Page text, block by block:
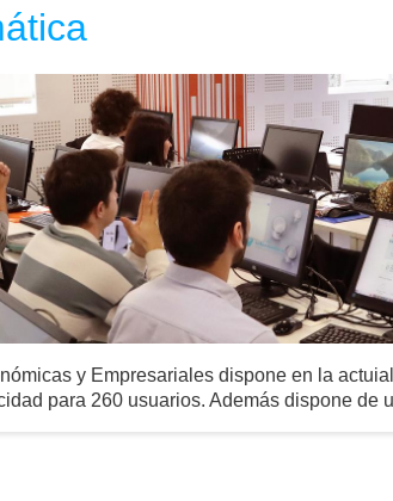
y Empresariales dispone en la
para 260 usuarios. Además dispone de